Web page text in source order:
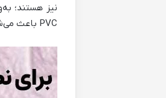
PVC باعث می‌شود اتصالات تمیزتر مقاوم‌تر و بدون حباب هوا انجام شود و دوام و زیبایی نهایی کار به شکل محسوسی افزایش یابد.